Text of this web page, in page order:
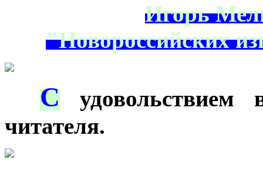
Игорь
"Новороссийских
С удовольствием
читателя.